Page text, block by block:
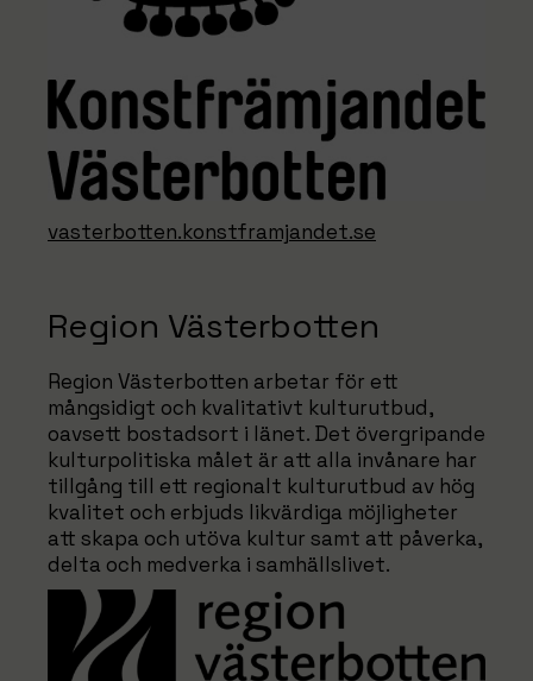
vasterbotten.konstframjandet.se
Region Västerbotten
Region Västerbotten arbetar för ett
mångsidigt och kvalitativt kulturutbud,
oavsett bostadsort i länet. Det övergripande
kulturpolitiska målet är att alla invånare har
tillgång till ett regionalt kulturutbud av hög
kvalitet och erbjuds likvärdiga möjligheter
att skapa och utöva kultur samt att påverka,
delta och medverka i samhällslivet.